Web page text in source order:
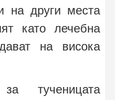
на други места
като лечебна
на висока
тученицата